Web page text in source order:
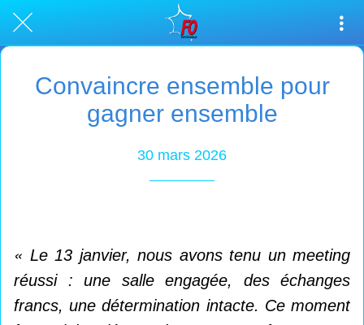
Convaincre ensemble pour
gagner ensemble
30 mars 2026
« Le 13 janvier, nous avons tenu un meeting
réussi : une salle engagée, des échanges
francs, une détermination intacte. Ce moment